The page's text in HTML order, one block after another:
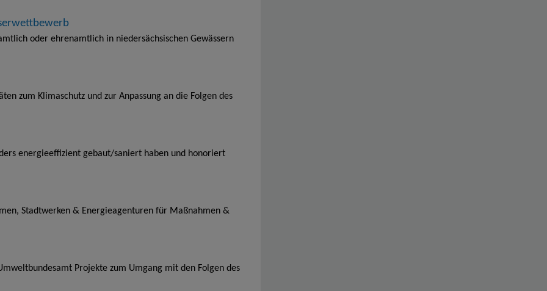
oder ehrenamtlich in niedersächsischen Gewässern
zum Klimaschutz und zur Anpassung an die Folgen des
energieeffizient gebaut/saniert haben und honoriert
Stadtwerken & Energieagenturen für Maßnahmen &
Projekte zum Umgang mit den Folgen des